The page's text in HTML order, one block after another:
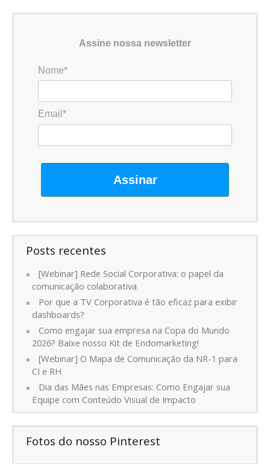
Assine nossa newsletter
Nome*
Email*
Assinar
Posts recentes
[Webinar] Rede Social Corporativa: o papel da
comunicação colaborativa
Por que a TV Corporativa é tão eficaz para exibir
dashboards?
Como engajar sua empresa na Copa do Mundo
2026? Baixe nosso Kit de Endomarketing!
[Webinar] O Mapa de Comunicação da NR-1 para
CI e RH
Dia das Mães nas Empresas: Como Engajar sua
Equipe com Conteúdo Visual de Impacto
Fotos do nosso Pinterest